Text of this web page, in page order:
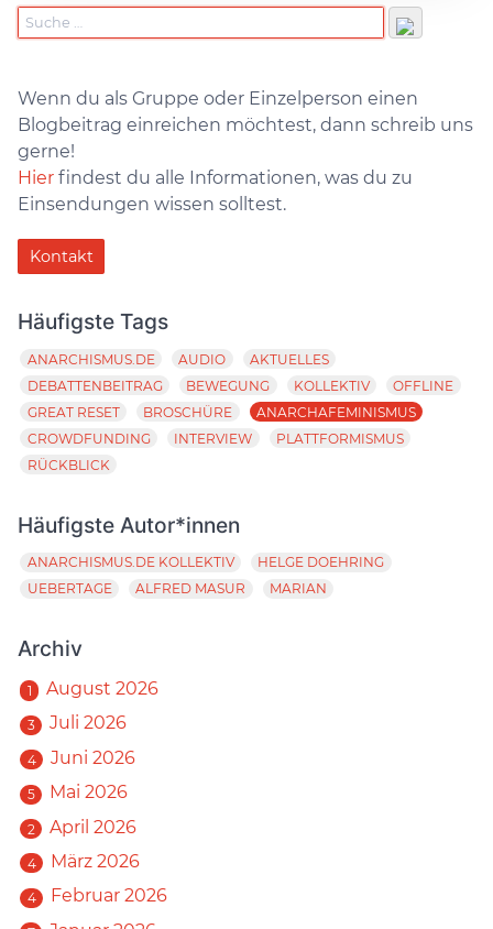
Wenn du als Gruppe oder Einzelperson einen
Blogbeitrag einreichen möchtest, dann schreib uns
gerne!
Hier findest du alle Informationen, was du zu
Einsendungen wissen solltest.
Kontakt
Häufigste Tags
ANARCHISMUS.DE AUDIO
AKTUELLES
DEBATTENBEITRAG
BEWEGUNG KOLLEKTIV
OFFLINE
GREAT RESET
BROSCHÜRE
ANARCHAFEMINISMUS
CROWDFUNDING
INTERVIEW
PLATTFORMISMUS
RÜCKBLICK
Häufigste Autor*innen
ANARCHISMUS.DE KOLLEKTIV
HELGE DOEHRING
UEBERTAGE
ALFRED MASUR MARIAN
Archiv
1 August 2026
3 Juli 2026
4 Juni 2026
5 Mai 2026
2 April 2026
4 März 2026
4 Februar 2026